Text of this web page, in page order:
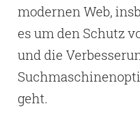
modernen Web,
es um den Schutz
und die
geht.